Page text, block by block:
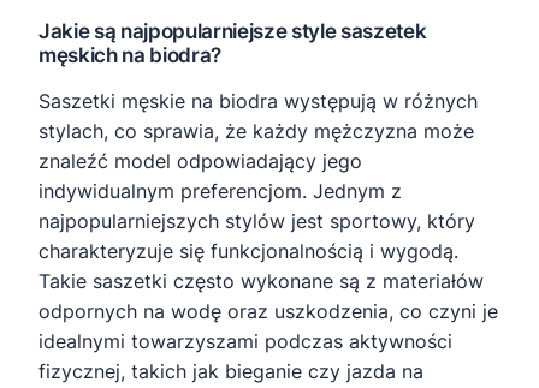
Jakie są najpopularniejsze style saszetek
męskich na biodra?
Saszetki męskie na biodra występują w różnych
stylach, co sprawia, że każdy mężczyzna może
znaleźć model odpowiadający jego
indywidualnym preferencjom. Jednym z
najpopularniejszych stylów jest sportowy, który
charakteryzuje się funkcjonalnością i wygodą.
Takie saszetki często wykonane są z materiałów
odpornych na wodę oraz uszkodzenia, co czyni je
idealnymi towarzyszami podczas aktywności
fizycznej, takich jak bieganie czy jazda na